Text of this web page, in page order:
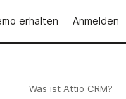
erhalten Anmelden
Was ist Attio CRM?